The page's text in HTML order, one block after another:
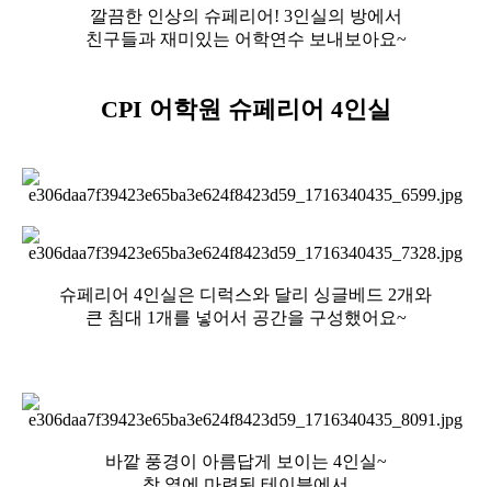
깔끔한 인상의 슈페리어! 3인실의 방에서
친구들과 재미있는 어학연수 보내보아요~
CPI 어학원 슈페리어 4인실
슈페리어 4인실은 디럭스와 달리 싱글베드 2개와
큰 침대 1개를 넣어서 공간을 구성했어요~
바깥 풍경이 아름답게 보이는 4인실~